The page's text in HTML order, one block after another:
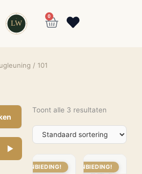
LW
0
/ 101
▼
Toont alle 3 resultaten
AANBIEDING! AANBIEDING!